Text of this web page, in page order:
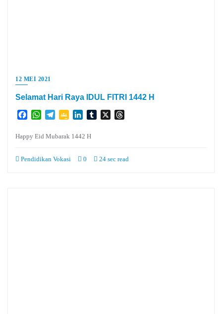
12 MEI 2021
Selamat Hari Raya IDUL FITRI 1442 H
FacebookWhatsApp
TelegramGoogleLinkedInTumblr
X
Happy Eid Mubarak 1442 H
Pendidikan Vokasi 0 24 sec read